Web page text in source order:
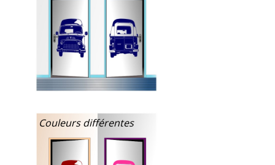
Couleurs différentes